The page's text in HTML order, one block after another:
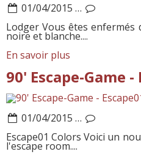
01/04/2015 …
Lodger Vous êtes enfermés
noire et blanche....
En savoir plus
90' Escape-Game
01/04/2015 …
Escape01 Colors Voici un
l'escape room....